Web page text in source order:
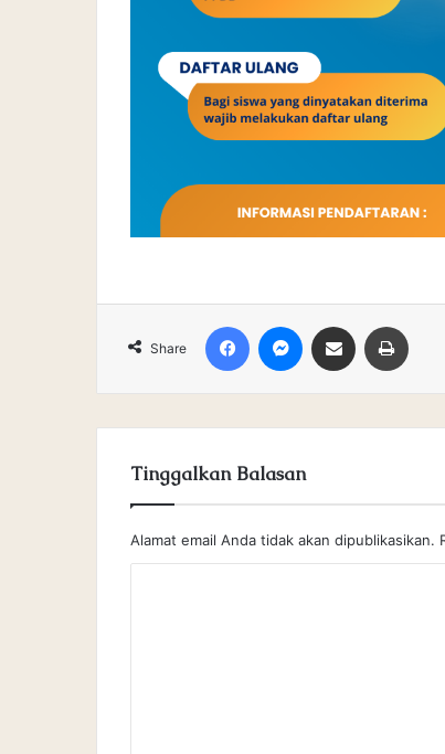
Share
Tinggalkan Balasan
Alamat email Anda tidak akan dipublikasikan.